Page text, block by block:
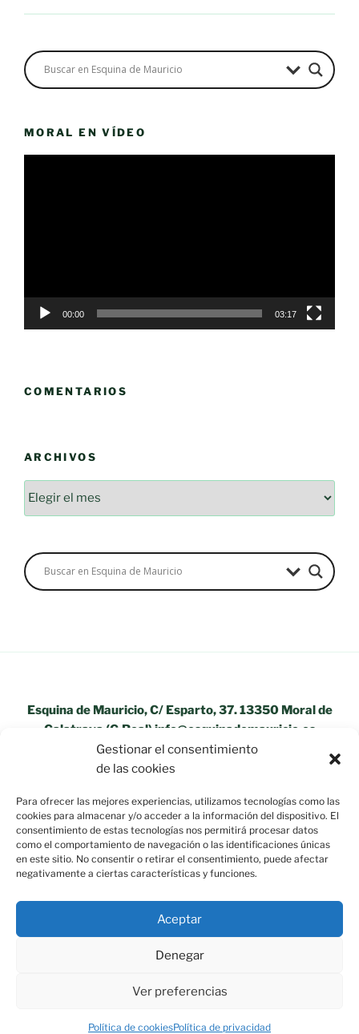
Gestionar el consentimiento
de las cookies
Para ofrecer las mejores experiencias, utilizamos tecnologías como las
cookies para almacenar y/o acceder a la información del dispositivo. El
consentimiento de estas tecnologías nos permitirá procesar datos
como el comportamiento de navegación o las identificaciones únicas
en este sitio. No consentir o retirar el consentimiento, puede afectar
negativamente a ciertas características y funciones.
Aceptar
Denegar
Ver preferencias
Política de cookiesPolítica de privacidad
MORAL EN VÍDEO
00:00 03:17
COMENTARIOS
ARCHIVOS
Esquina de Mauricio, C/ Esparto, 37. 13350 Moral de
Calatrava (C.Real) info@esquinademauricio.es
«Aviso Legal»